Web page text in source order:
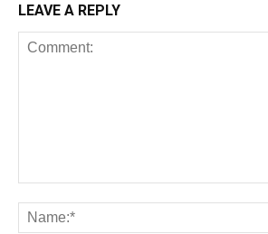
LEAVE A REPLY